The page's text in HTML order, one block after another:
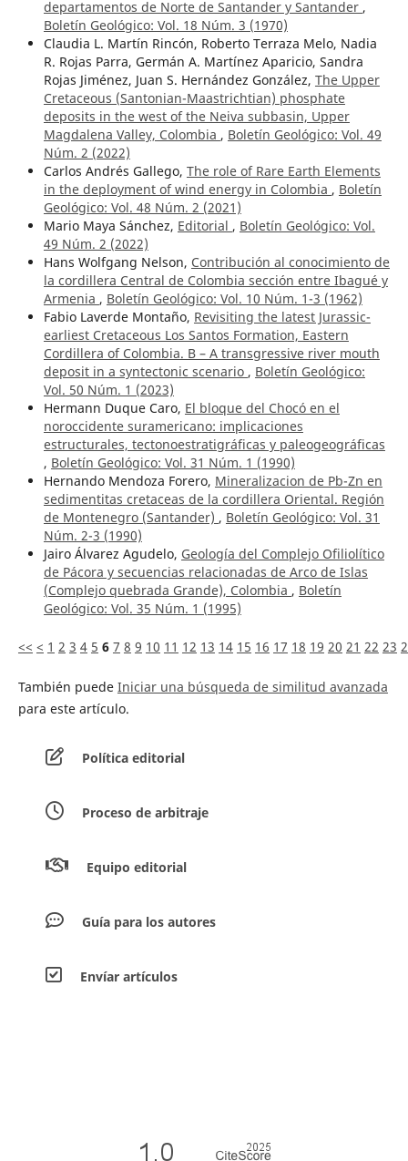
departamentos de Norte de Santander y Santander ,
Boletín Geológico: Vol. 18 Núm. 3 (1970)
Claudia L. Martín Rincón, Roberto Terraza Melo, Nadia
R. Rojas Parra, Germán A. Martínez Aparicio, Sandra
Rojas Jiménez, Juan S. Hernández González, The Upper
Cretaceous (Santonian-Maastrichtian) phosphate
deposits in the west of the Neiva subbasin, Upper
Magdalena Valley, Colombia , Boletín Geológico: Vol. 49
Núm. 2 (2022)
Carlos Andrés Gallego, The role of Rare Earth Elements
in the deployment of wind energy in Colombia , Boletín
Geológico: Vol. 48 Núm. 2 (2021)
Mario Maya Sánchez, Editorial , Boletín Geológico: Vol.
49 Núm. 2 (2022)
Hans Wolfgang Nelson, Contribución al conocimiento de
la cordillera Central de Colombia sección entre Ibagué y
Armenia , Boletín Geológico: Vol. 10 Núm. 1-3 (1962)
Fabio Laverde Montaño, Revisiting the latest Jurassic-
earliest Cretaceous Los Santos Formation, Eastern
Cordillera of Colombia. B – A transgressive river mouth
deposit in a syntectonic scenario , Boletín Geológico:
Vol. 50 Núm. 1 (2023)
Hermann Duque Caro, El bloque del Chocó en el
noroccidente suramericano: implicaciones
estructurales, tectonoestratigráficas y paleogeográficas
, Boletín Geológico: Vol. 31 Núm. 1 (1990)
Hernando Mendoza Forero, Mineralizacion de Pb-Zn en
sedimentitas cretaceas de la cordillera Oriental. Región
de Montenegro (Santander) , Boletín Geológico: Vol. 31
Núm. 2-3 (1990)
Jairo Álvarez Agudelo, Geología del Complejo Ofiliolítico
de Pácora y secuencias relacionadas de Arco de Islas
(Complejo quebrada Grande), Colombia , Boletín
Geológico: Vol. 35 Núm. 1 (1995)
<< < 1 2 3 4 5 6 7 8 9 10 11 12 13 14 15 16 17 18 19 20 21 22 23
También puede Iniciar una búsqueda de similitud avanzada
para este artículo.
Política editorial
Proceso de arbitraje
Equipo editorial
Guía para los autores
Envíar artículos